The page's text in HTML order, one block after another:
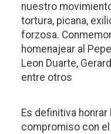
nuestro
tortura, picana,
forzosa.
homenajear al
Leon Duarte,
entre otros
Es definitiva honrar
compromiso con